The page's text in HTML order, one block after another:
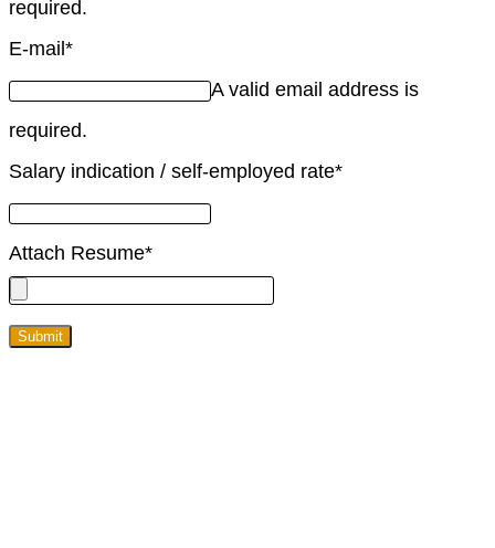
required.
E-mail*
A valid email address is
required.
Salary indication / self-employed rate*
Attach Resume*
Submit